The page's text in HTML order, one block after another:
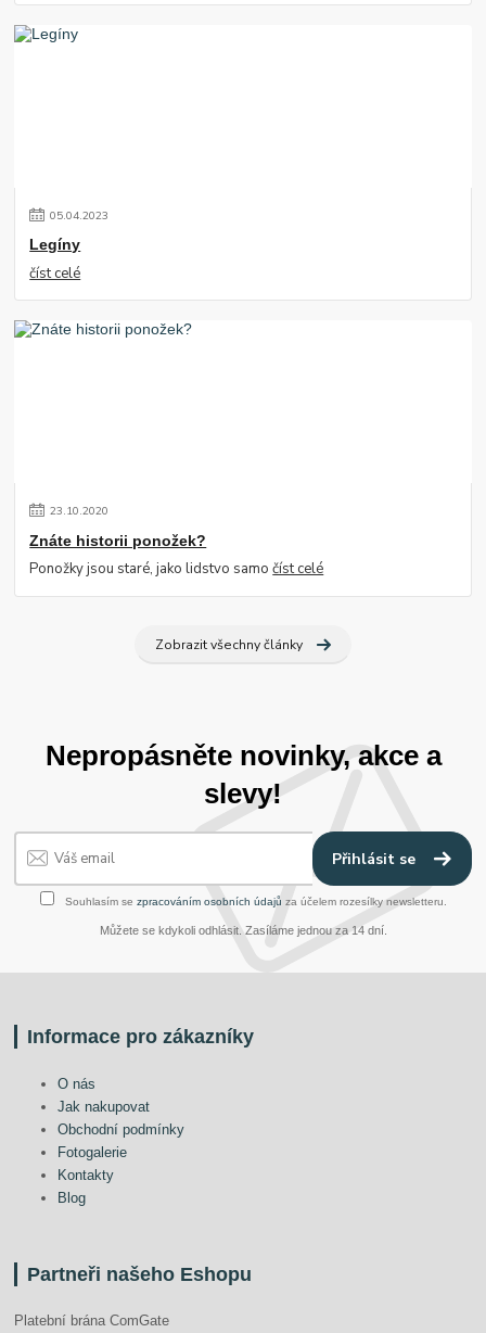
05.04.2023
Legíny
číst celé
23.10.2020
Znáte historii ponožek?
Ponožky jsou staré, jako lidstvo samočíst celé
Zobrazit všechny články
Nepropásněte novinky, akce a
slevy!
Přihlásit se
Souhlasím se zpracováním osobních údajů za účelem rozesílky newsletteru.
Můžete se kdykoli odhlásit. Zasíláme jednou za 14 dní.
Informace pro zákazníky
O nás
Jak nakupovat
Obchodní podmínky
Fotogalerie
Kontakty
Blog
Partneři našeho Eshopu
Platební brána ComGate